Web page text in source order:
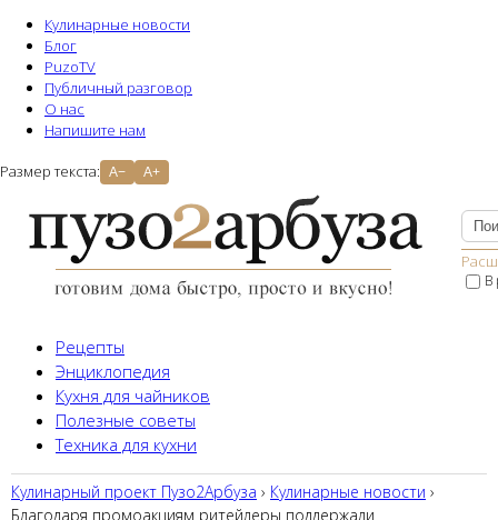
Кулинарные новости
Блог
PuzoTV
Публичный разговор
О нас
Напишите нам
Размер текста: A− A+
В
Рецепты
Энциклопедия
Кухня для чайников
Полезные советы
Техника для кухни
Кулинарный проект Пузо2Aрбуза › Кулинарные новости ›
Благодаря промоакциям ритейлеры поддержали